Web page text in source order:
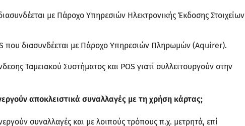
με Πάροχο Υπηρεσιών Ηλεκτρονικής Έκδοσης Στοιχείων
που διασυνδέεται με Πάροχο Υπηρεσιών Πληρωμών (Aquirer).
Ταμειακού Συστήματος και POS γιατί συλλειτουργούν στην
αποκλειστικά συναλλαγές με τη χρήση κάρτας;
συναλλαγές και με λοιπούς τρόπους π.χ. μετρητά, επί